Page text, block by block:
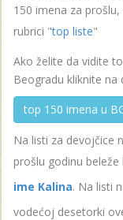
150 imena za
rubrici "top liste"
Ako želite da vidite
Beogradu kliknite na
top 150 imena u
Na listi za devojčice
prošlu godinu beleže
ime Kalina. Na listi
vodećoj desetorki